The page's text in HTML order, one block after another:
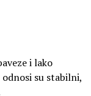
i lako
odnosi su stabilni,